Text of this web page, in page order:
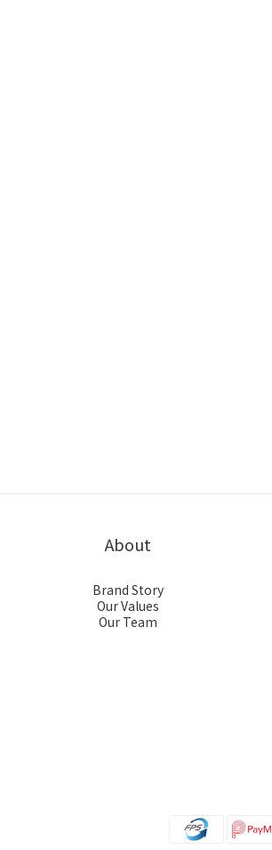
About
Brand Story
Our Values
Our Team